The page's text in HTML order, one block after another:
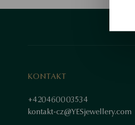
KONTAKT
+420460003534
kontakt-cz@YESjewellery.com